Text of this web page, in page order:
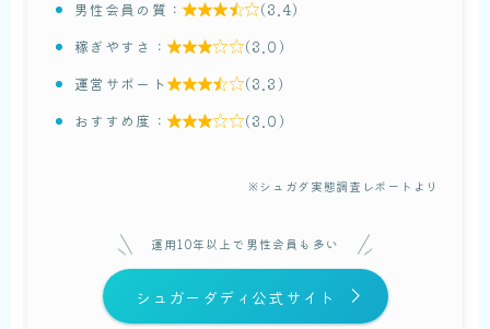
男性会員の質： (3.4)
稼ぎやすさ： (3.0)
運営サポート (3.3)
おすすめ度： (3.0)
※シュガダ実態調査レポートより
運用10年以上で男性会員も多い
シュガーダディ公式サイト